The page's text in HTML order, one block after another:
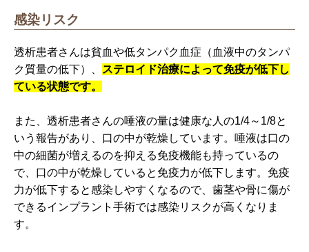
感染リスク
透析患者さんは貧血や低タンパク血症（血液中のタンパ
ク質量の低下）、
ステロイド治療によって免疫が低下し
ている状態です。
また、透析患者さんの唾液の量は健康な人の1/4～1/8と
いう報告があり、口の中が乾燥しています。唾液は口の
中の細菌が増えるのを抑える免疫機能も持っているの
で、口の中が乾燥していると免疫力が低下します。免疫
力が低下すると感染しやすくなるので、歯茎や骨に傷が
できるインプラント手術では感染リスクが高くなりま
す。